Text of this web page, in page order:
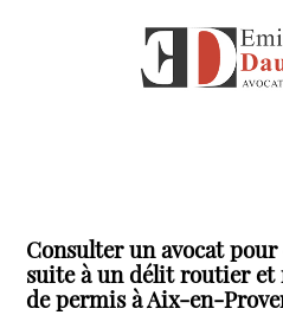
Consulter un avocat
suite à un délit routier et
de permis à Aix-en-